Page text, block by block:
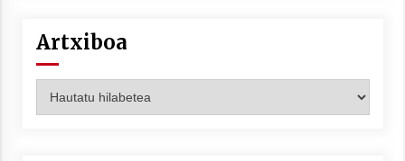
Artxiboa